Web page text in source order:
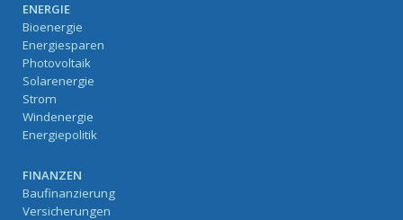
ENERGIE
Bioenergie
Energiesparen
Photovoltaik
Solarenergie
Strom
Windenergie
Energiepolitik
FINANZEN
Baufinanzierung
Versicherungen